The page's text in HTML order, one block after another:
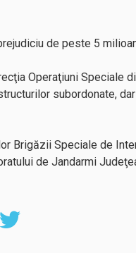
de peste 5
Operaţiuni Speciale
subordonate,
Brigăzii Speciale de
de Jandarmi